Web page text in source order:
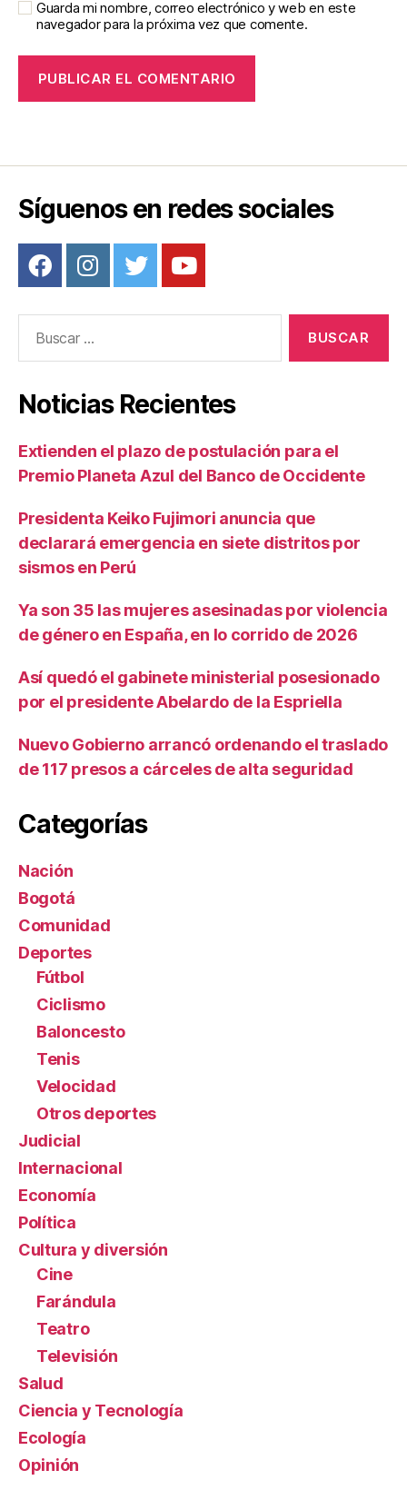
Guarda mi nombre, correo electrónico y web en este
navegador para la próxima vez que comente.
Síguenos en redes sociales
Noticias Recientes
Extienden el plazo de postulación para el
Premio Planeta Azul del Banco de Occidente
Presidenta Keiko Fujimori anuncia que
declarará emergencia en siete distritos por
sismos en Perú
Ya son 35 las mujeres asesinadas por violencia
de género en España, en lo corrido de 2026
Así quedó el gabinete ministerial posesionado
por el presidente Abelardo de la Espriella
Nuevo Gobierno arrancó ordenando el traslado
de 117 presos a cárceles de alta seguridad
Categorías
Nación
Bogotá
Comunidad
Deportes
Fútbol
Ciclismo
Baloncesto
Tenis
Velocidad
Otros deportes
Judicial
Internacional
Economía
Política
Cultura y diversión
Cine
Farándula
Teatro
Televisión
Salud
Ciencia y Tecnología
Ecología
Opinión